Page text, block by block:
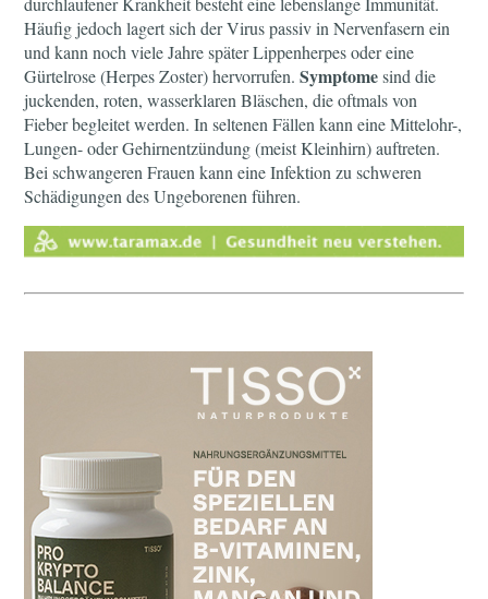
Häufig jedoch lagert sich der Virus passiv in Nervenfasern ein
und kann noch viele Jahre später Lippenherpes oder eine
Gürtelrose (Herpes Zoster) hervorrufen.Symptomesind die
juckenden, roten, wasserklaren Bläschen, die oftmals von
Fieber begleitet werden. In seltenen Fällen kann eine Mittelohr-,
Lungen- oder Gehirnentzündung (meist Kleinhirn) auftreten.
Bei schwangeren Frauen kann eine Infektion zu schweren
Schädigungen des Ungeborenen führen.